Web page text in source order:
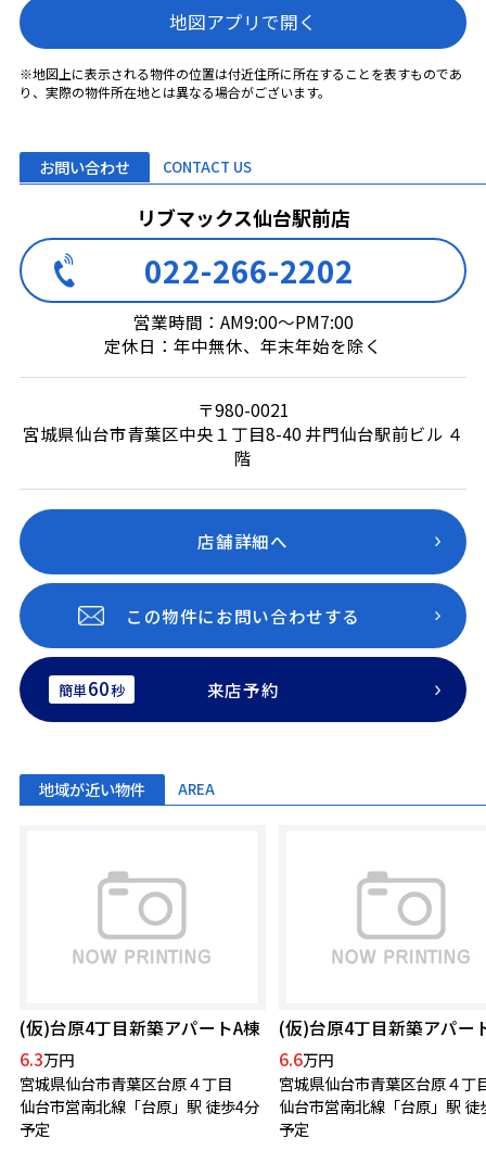
地図アプリで開く
※地図上に表示される物件の位置は付近住所に所在することを表すものであ
り、実際の物件所在地とは異なる場合がございます。
お問い合わせ CONTACT US
リブマックス仙台駅前店
022-266-2202
営業時間：AM9:00～PM7:00
定休日：年中無休、年末年始を除く
〒980-0021
宮城県仙台市青葉区中央１丁目8-40 井門仙台駅前ビル ４
階
店舗詳細へ
この物件にお問い合わせする
簡単60秒 来店予約
地域が近い物件 AREA
(仮)台原4丁目新築アパートA棟
6.3万円
宮城県仙台市青葉区台原４丁目
仙台市営南北線「台原」駅 徒歩4分
予定
(仮)台原4丁目新築アパー
6.6万円
宮城県仙台市青葉区台原４丁
仙台市営南北線「台原」駅 徒
予定